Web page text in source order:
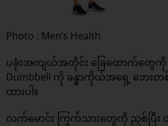
Photo : Men’s Health
ပခုံးအကျယ်အတိုင်း ခြေထောက်တွေကို ခ
Dumbbell ကို ခန္ဓာကိုယ်အရှေ့ ဘေး
ထားပါ။
လက်မောင်း ကြွက်သားတွေကို ညှစ်ပြီ